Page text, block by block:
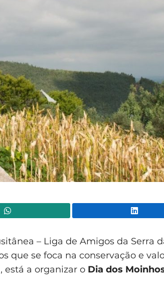
– Liga de Amigos da Serra
que se foca na conservação e
a organizar o Dia dos